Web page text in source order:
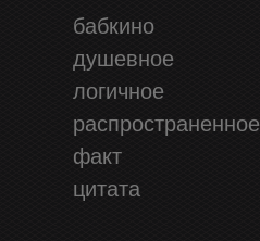
бабкино
душевное
логичное
распространенное
факт
цитата